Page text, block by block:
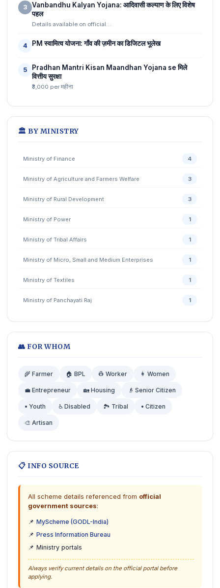
3
Vanbandhu Kalyan Yojana: आदिवासी कल्याण के लिए विशेष
पहल
Details available on official…
4 PM स्वामित्व योजना: गाँव की ज़मीन का डिजिटल भूलेख
5
Pradhan Mantri Kisan Maandhan Yojana se मिले
वित्तीय सुरक्षा
₹3,000 per महीना
🏛️ BY MINISTRY
Ministry of Finance 4
Ministry of Agriculture and Farmers Welfare 3
Ministry of Rural Development 3
Ministry of Power 1
Ministry of Tribal Affairs 1
Ministry of Micro, Small and Medium Enterprises 1
Ministry of Textiles 1
Ministry of Panchayati Raj 1
👥 FOR WHOM
🌾 Farmer 🏠 BPL 👷 Worker 👩 Women
💼 Entrepreneur 🏡 Housing 👴 Senior Citizen
• Youth ♿ Disabled 🏞️ Tribal • Citizen
🎨 Artisan
📋 INFO SOURCE
All scheme details referenced from official
government sources:
📌 MyScheme (GODL-India)
📌 Press Information Bureau
📌 Ministry portals
Always verify current details on the official portal before
applying.